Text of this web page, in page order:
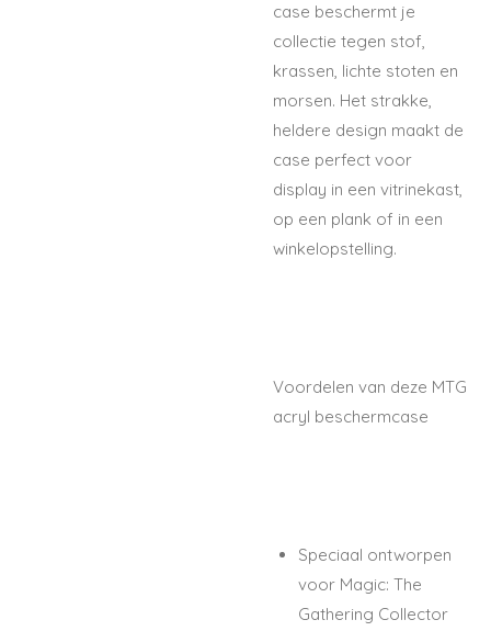
case beschermt je
collectie tegen stof,
krassen, lichte stoten en
morsen. Het strakke,
heldere design maakt de
case perfect voor
display in een vitrinekast,
op een plank of in een
winkelopstelling.
Voordelen van deze MTG
acryl beschermcase
Speciaal ontworpen
voor Magic: The
Gathering Collector